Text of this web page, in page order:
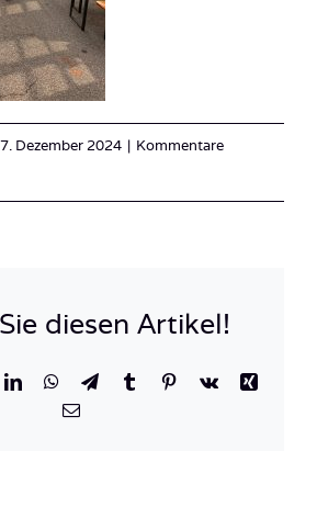
7. Dezember 2024 | Kommentare
diesen Artikel!
LinkedInWhatsApp
TelegramTumblrPinterest
Vk
Xing
E-